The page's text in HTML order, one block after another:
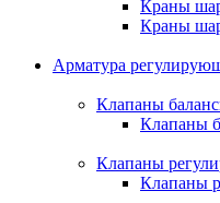
Краны
Краны
Арматура
Клапаны
Клапаны
Клапаны
Клапаны